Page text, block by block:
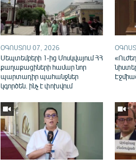
ՕԳՈՍՏՈՍ 07, 2026
Սեպտեմբերի 1-ից Մոսկվայում ՀՀ
քաղաքացիների համար նոր
պարտադիր պահանջներ
կգործեն. ինչ է փոխվում